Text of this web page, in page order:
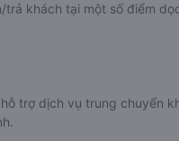
trả khách tại một số điểm
trợ dịch vụ trung chuyển